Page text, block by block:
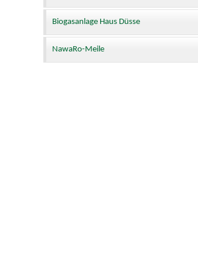
Biogasanlage Haus Düsse
NawaRo-Meile